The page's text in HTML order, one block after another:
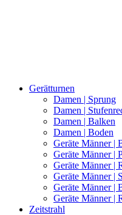
Gerätturnen
Damen | Sprung
Damen |
Damen | Balken
Damen | Boden
Geräte Männer |
Geräte Männer |
Geräte Männer |
Geräte Männer |
Geräte Männer |
Geräte Männer |
Zeitstrahl